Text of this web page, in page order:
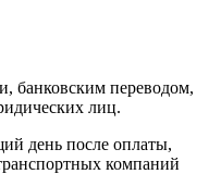
банковским переводом,
лиц.
день после оплаты,
компаний